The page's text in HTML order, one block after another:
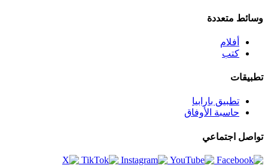
وسائط متعددة
أفلام
كتب
تطبيقات
تطبيق بارابيا
حاسبة الأوفاق
تواصل اجتماعي